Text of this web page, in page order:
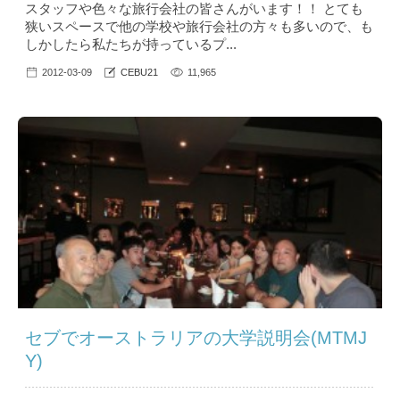
スタッフや色々な旅行会社の皆さんがいます！！ とても
狭いスペースで他の学校や旅行会社の方々も多いので、も
しかしたら私たちが持っているプ...
2012-03-09 CEBU21 11,965
セブでオーストラリアの大学説明会(MTMJ
Y)